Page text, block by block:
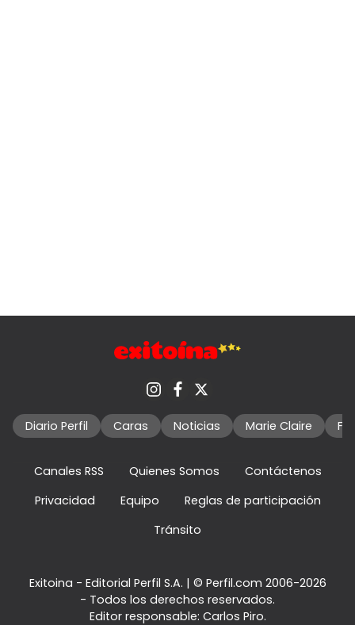
Diario Perfil Caras Noticias Marie Claire
Canales RSS Quienes Somos
Contáctenos
Privacidad
Equipo
Reglas de participación
Tránsito
Exitoina - Editorial Perfil S.A. | © Perfil.com 2006-2026
- Todos los derechos reservados.
Editor responsable: Carlos Piro.